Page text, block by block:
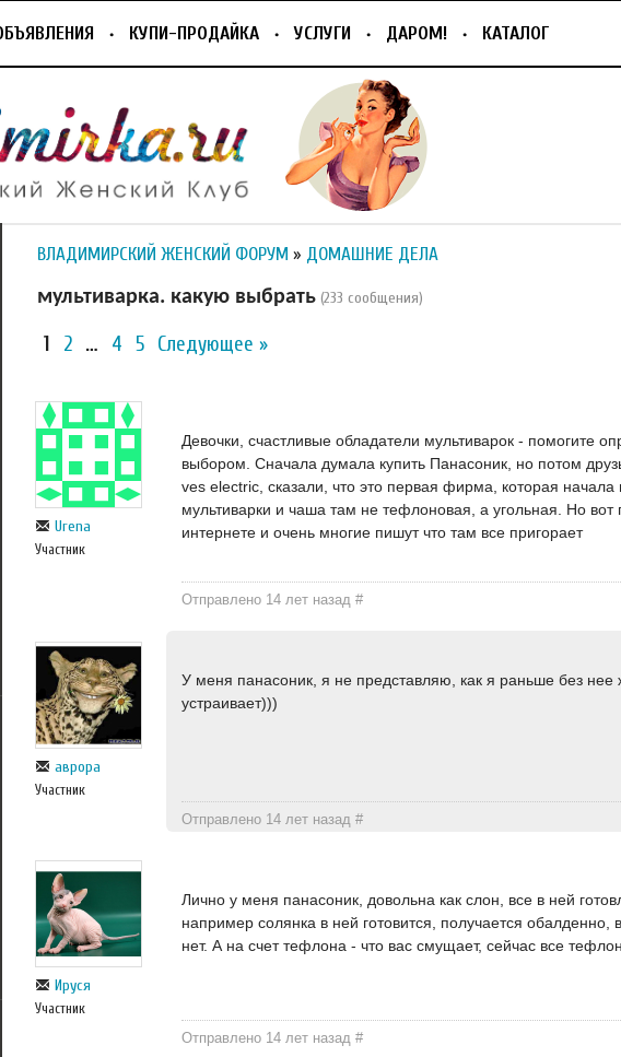
КУПИ-ПРОДАЙКА УСЛУГИ ДАРОМ! КАТАЛОГ
ВЛАДИМИРСКИЙ ЖЕНСКИЙ ФОРУМ » ДОМАШНИЕ ДЕЛА
мультиварка. какую выбрать (233 сообщения)
1 2 … 4 5 Следующее »
Urena
Участник
Девочки, счастливые обладатели мультиварок - помогите
выбором. Сначала думала купить Панасоник, но потом
ves electric, сказали, что это первая фирма, которая начала
мультиварки и чаша там не тефлоновая, а угольная. Но вот
интернете и очень многие пишут что там все пригорает
Отправлено 14 лет назад#
аврора
Участник
У меня панасоник, я не представляю, как я раньше без нее
устраивает)))
Отправлено 14 лет назад#
Ируся
Участник
Лично у меня панасоник, довольна как слон, все в ней
например солянка в ней готовится, получается
нет. А на счет тефлона - что вас смущает, сейчас все
Отправлено 14 лет назад#